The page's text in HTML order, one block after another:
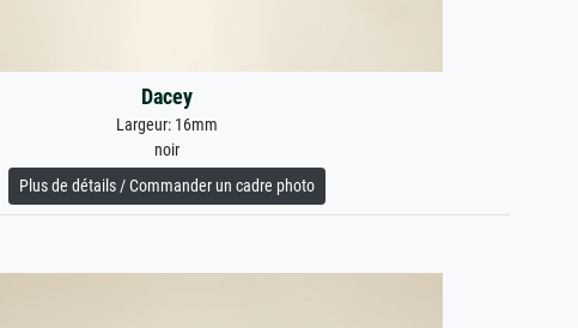
Dacey
Largeur: 16mm
noir
Plus de détails / Commander un cadre photo